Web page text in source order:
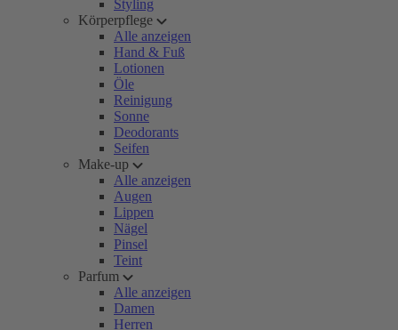
Styling
Körperpflege
Alle anzeigen
Hand & Fuß
Lotionen
Öle
Reinigung
Sonne
Deodorants
Seifen
Make-up
Alle anzeigen
Augen
Lippen
Nägel
Pinsel
Teint
Parfum
Alle anzeigen
Damen
Herren